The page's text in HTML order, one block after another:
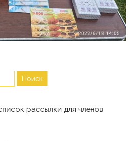
рассылки для членов